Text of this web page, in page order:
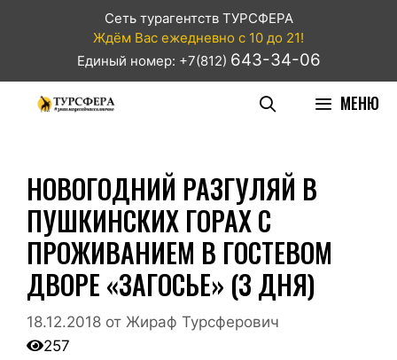
Сеть турагентств ТУРСФЕРА
Ждём Вас ежедневно с 10 до 21!
Единый номер: +7(812) 643-34-06
МЕНЮ
НОВОГОДНИЙ РАЗГУЛЯЙ В
ПУШКИНСКИХ ГОРАХ С
ПРОЖИВАНИЕМ В ГОСТЕВОМ
ДВОРЕ «ЗАГОСЬЕ» (3 ДНЯ)
18.12.2018 от Жираф Турсферович
257